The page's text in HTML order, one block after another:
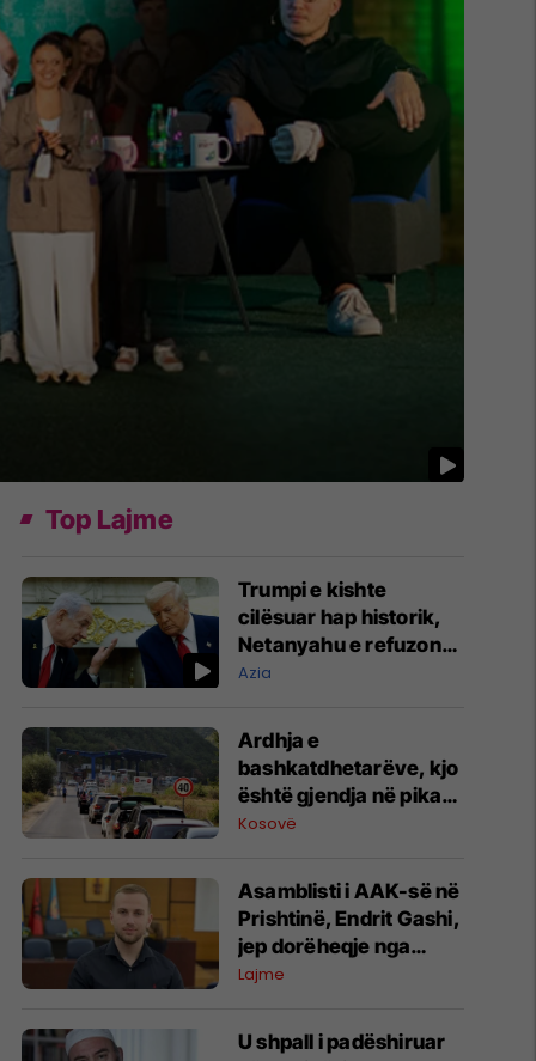
Top Lajme
Trumpi e kishte
cilësuar hap historik,
Netanyahu e refuzon
marrëveshjen për
Azia
Ardhja e
bashkatdhetarëve, kjo
është gjendja në pikat
kufitare
Kosovë
Asamblisti i AAK-së në
Prishtinë, Endrit Gashi,
jep dorëheqje nga
partia
Lajme
U shpall i padëshiruar